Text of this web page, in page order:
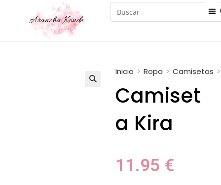
Inicio > Ropa > Camisetas >
Camiset
a Kira
11.95 €